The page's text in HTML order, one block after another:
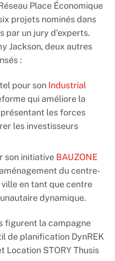
Place Économique
projets nominés dans
par un jury d’experts.
Jackson, deux autres
:
pour son Industrial
qui améliore la
les forces
les investisseurs
son initiative BAUZONE
du centre-
en tant que centre
dynamique.
figurent la campagne
de planification DynREK
Location STORY Thusis